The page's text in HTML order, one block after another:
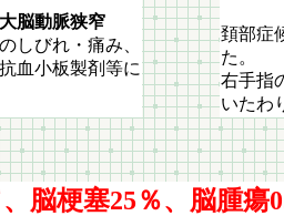
脳動脈狭窄
しびれ・痛み、
血小板製剤等に
頚部症
た。
右手指
いたわ
脳梗塞25％、脳腫瘍